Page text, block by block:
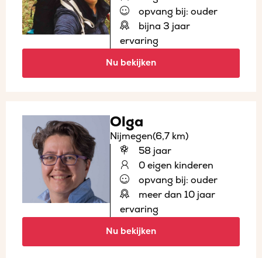
opvang bij: ouder
bijna 3 jaar
ervaring
Nu bekijken
Olga
Nijmegen(6,7 km)
58 jaar
0 eigen kinderen
opvang bij: ouder
meer dan 10 jaar
ervaring
Nu bekijken